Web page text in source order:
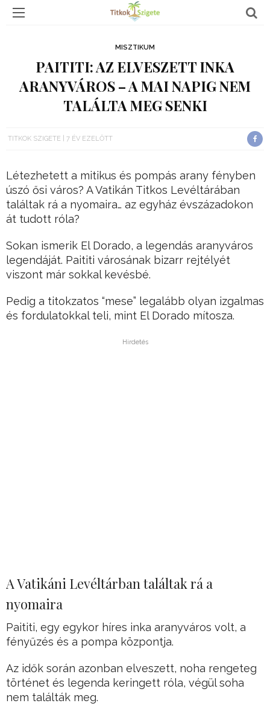
MISZTIKUM
PAITITI: AZ ELVESZETT INKA
ARANYVÁROS – A MAI NAPIG NEM
TALÁLTA MEG SENKI
TITKOK SZIGETE 7 ÉV EZELŐTT
Létezhetett a mitikus és pompás arany fényben
úszó ősi város? A Vatikán Titkos Levéltárában
találtak rá a nyomaira… az egyház évszázadokon
át tudott róla?
Sokan ismerik El Dorado, a legendás aranyváros
legendáját. Paititi városának bizarr rejtélyét
viszont már sokkal kevésbé.
Pedig a titokzatos “mese” legalább olyan izgalmas
és fordulatokkal teli, mint El Dorado mítosza.
Hirdetés
A Vatikáni Levéltárban találtak rá a
nyomaira
Paititi, egy egykor híres inka aranyváros volt, a
fényűzés és a pompa központja.
Az idők során azonban elveszett, noha rengeteg
történet és legenda keringett róla, végül soha
nem találták meg.